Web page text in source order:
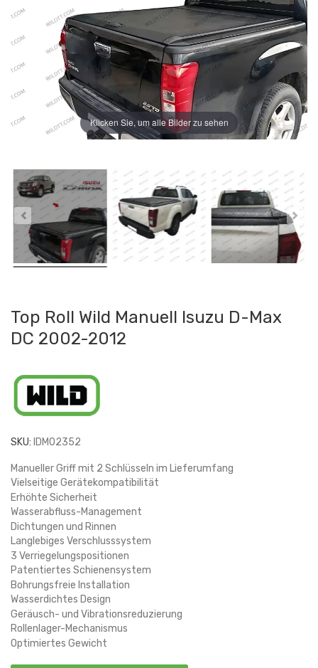
Klicken Sie, um alle Bilder zu sehen
Top Roll Wild Manuell Isuzu D-Max
DC 2002-2012
SKU: IDM02352
Manueller Griff mit 2 Schlüsseln im Lieferumfang
Vielseitige Gerätekompatibilität
Erhöhte Sicherheit
Wasserabfluss-Management
Dichtungen und Rinnen
Langlebiges Verschlusssystem
3 Verriegelungspositionen
Patentiertes Schienensystem
Bohrungsfreie Installation
Wasserdichtes Design
Geräusch- und Vibrationsreduzierung
Rollenlager-Mechanismus
Optimiertes Gewicht